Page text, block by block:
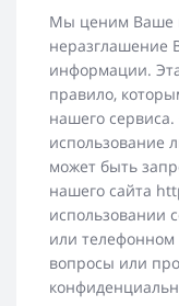
Мы ценим Ваше
неразглашение
информации.
правило,
нашего
использование
может быть
нашего сайта
использовании
или телефонном
вопросы или